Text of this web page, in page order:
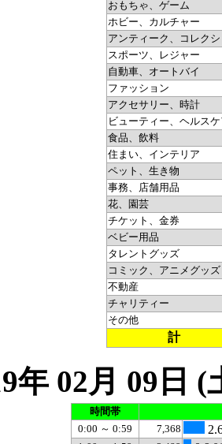
おもちゃ、ゲーム
ホビー、カルチャー
アンティーク、コレク
スポーツ、レジャー
自動車、オートバイ
ファッション
アクセサリー、時計
ビューティー、ヘルス
食品、飲料
住まい、インテリア
ペット、生き物
事務、店舗用品
花、園芸
チケット、金券
ベビー用品
タレントグッズ
コミック、アニメグッズ
不動産
チャリティー
その他
計
年 02月 09日
時間帯
0:00 ～ 0:59
7,368